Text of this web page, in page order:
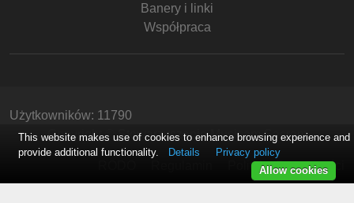
Banery i linki
Współpraca
Użytkowników: 11790
Copyright © Stowarzyszenie Musicam Sacram
Polityka Prywatności
This website makes use of cookies to enhance browsing experience and
provide additional functionality.
Details
Privacy policy
Allow cookies